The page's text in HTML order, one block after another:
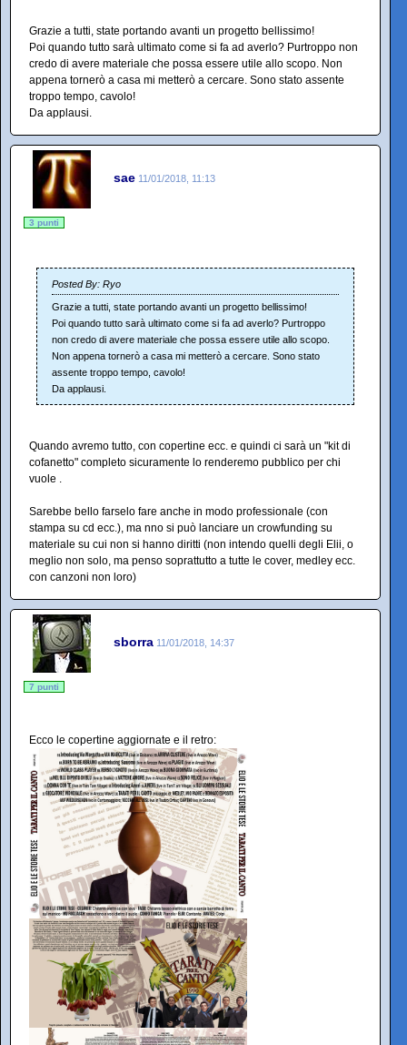
Grazie a tutti, state portando avanti un progetto bellissimo!
Poi quando tutto sarà ultimato come si fa ad averlo? Purtroppo non
credo di avere materiale che possa essere utile allo scopo. Non
appena tornerò a casa mi metterò a cercare. Sono stato assente
troppo tempo, cavolo!
Da applausi.
sae 11/01/2018, 11:13
3 punti
Posted By: Ryo
Grazie a tutti, state portando avanti un progetto bellissimo!
Poi quando tutto sarà ultimato come si fa ad averlo? Purtroppo
non credo di avere materiale che possa essere utile allo scopo.
Non appena tornerò a casa mi metterò a cercare. Sono stato
assente troppo tempo, cavolo!
Da applausi.
Quando avremo tutto, con copertine ecc. e quindi ci sarà un "kit di
cofanetto" completo sicuramente lo renderemo pubblico per chi
vuole .
Sarebbe bello farselo fare anche in modo professionale (con
stampa su cd ecc.), ma nno si può lanciare un crowfunding su
materiale su cui non si hanno diritti (non intendo quelli degli Elii, o
meglio non solo, ma penso soprattutto a tutte le cover, medley ecc.
con canzoni non loro)
sborra 11/01/2018, 14:37
7 punti
Ecco le copertine aggiornate e il retro: